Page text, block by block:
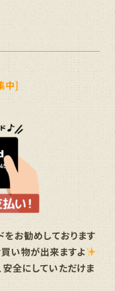
中]
お勧めしております
い物が出来ますよ
全にしていただけま